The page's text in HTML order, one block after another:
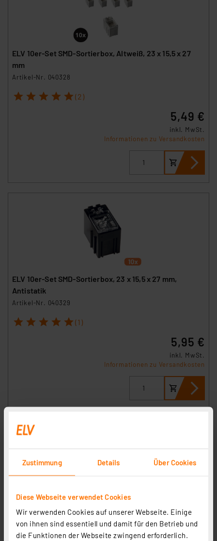
Zustimmung Details Über Cookies
Diese Webseite verwendet Cookies
Wir verwenden Cookies auf unserer Webseite. Einige
von ihnen sind essentiell und damit für den Betrieb und
die Funktionen der Webseite zwingend erforderlich.
ELV 10er-Set SMD-Sortierbox, Altweiß, 23 x 15,5 x 27
mm
Artikel-Nr. 040328
1 2 3 4 5 (2)
5,49 €
inkl. MwSt.
Informationen zu Versandkosten
ELV 10er-Set SMD-Sortierbox, 23 x 15,5 x 27 mm,
Antistatik
Artikel-Nr. 040329
1 2 3 4 5 (1)
5,95 €
inkl. MwSt.
Informationen zu Versandkosten
Artikel-Nr. 040333
2 3 4 5 (1)